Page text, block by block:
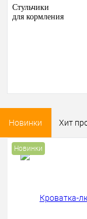
Стульчики
для кормления
Новинки Хит
Новинки